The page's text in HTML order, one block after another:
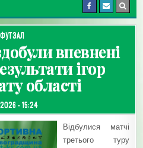
ОПУБЛІКУВАТИ В
ФУТЗАЛ
впевнені
ігор
області
- 15:24
Відбулися матчі
третього туру